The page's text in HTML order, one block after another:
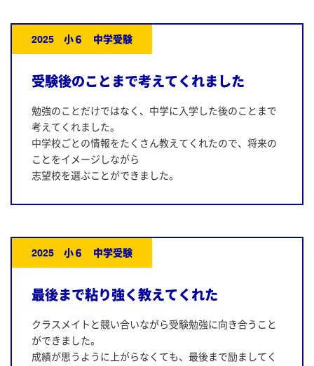
2025 小６ 中学受験
受験後のことまで考えてくれました
勉強のことだけではなく、中学に入学した後のことまで
考えてくれました。
中学校ごとの情報をたくさん教えてくれたので、将来の
ことをイメージしながら
志望校を選ぶことができました。
2025 小６ 中学受験
最後まで粘り強く教えてくれた
クラスメイトと競い合いながら受験勉強に向き合うこと
ができました。
成績が思うように上がらなくても、最後まで励ましてく